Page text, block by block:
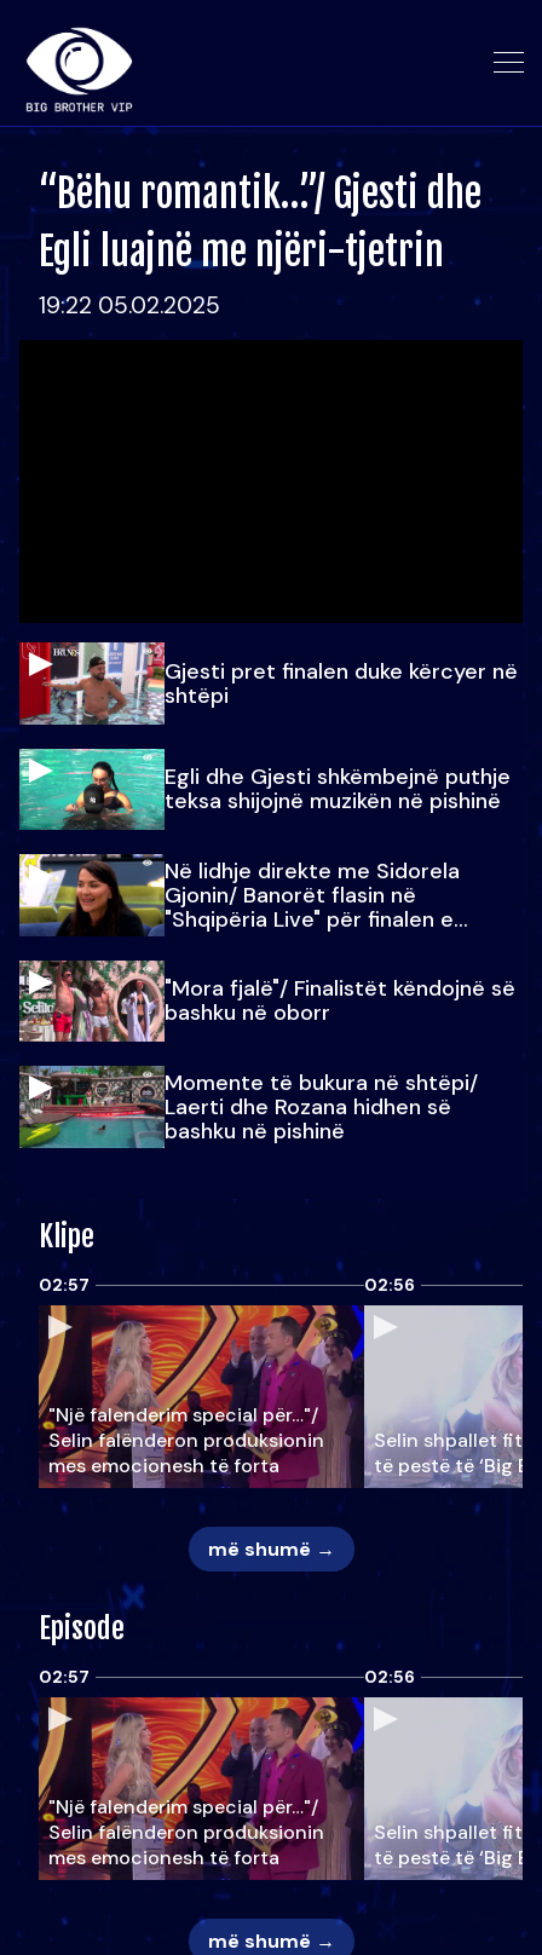
“Bëhu romantik…”/ Gjesti dhe
Egli luajnë me njëri-tjetrin
19:22 05.02.2025
Gjesti pret finalen duke kërcyer në
shtëpi
Egli dhe Gjesti shkëmbejnë puthje
teksa shijojnë muzikën në pishinë
Në lidhje direkte me Sidorela
Gjonin/ Banorët flasin në
"Shqipëria Live" për finalen e
"Mora fjalë"/ Finalistët këndojnë së
bashku në oborr
Momente të bukura në shtëpi/
Laerti dhe Rozana hidhen së
bashku në pishinë
Klipe
02:57
"Një falenderim special për…"/
Selin falënderon produksionin
mes emocionesh të forta
02:56
Selin shpallet
të pestë të ‘Big
më shumë →
Episode
02:57
"Një falenderim special për…"/
Selin falënderon produksionin
mes emocionesh të forta
02:56
Selin shpallet
të pestë të ‘Big
më shumë →